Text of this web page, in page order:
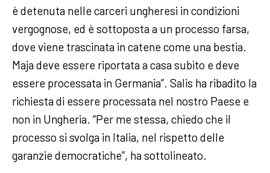
è detenuta nelle carceri ungheresi in condizioni
vergognose, ed è sottoposta a un processo farsa,
dove viene trascinata in catene come una bestia.
Maja deve essere riportata a casa subito e deve
essere processata in Germania”. Salis ha ribadito la
richiesta di essere processata nel nostro Paese e
non in Ungheria. “Per me stessa, chiedo che il
processo si svolga in Italia, nel rispetto delle
garanzie democratiche”, ha sottolineato.